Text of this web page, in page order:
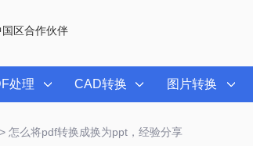
区合作伙伴
处理 CAD转换 图片转换
怎么将pdf转换成换为ppt，经验分享